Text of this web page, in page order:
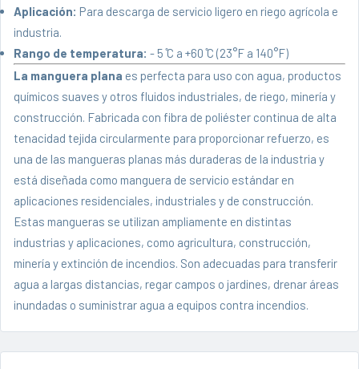
Aplicación: Para descarga de servicio ligero en riego agrícola e
industria.
Rango de temperatura: - 5 ̊C a +60 ̊C (23°F a 140°F)
La manguera plana es perfecta para uso con agua, productos
químicos suaves y otros fluidos industriales, de riego, minería y
construcción. Fabricada con fibra de poliéster continua de alta
tenacidad tejida circularmente para proporcionar refuerzo, es
una de las mangueras planas más duraderas de la industria y
está diseñada como manguera de servicio estándar en
aplicaciones residenciales, industriales y de construcción.
Estas mangueras se utilizan ampliamente en distintas
industrias y aplicaciones, como agricultura, construcción,
minería y extinción de incendios. Son adecuadas para transferir
agua a largas distancias, regar campos o jardines, drenar áreas
inundadas o suministrar agua a equipos contra incendios.